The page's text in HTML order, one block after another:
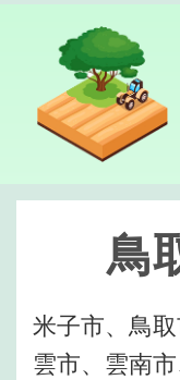
鳥
米子市、鳥
雲市、雲南